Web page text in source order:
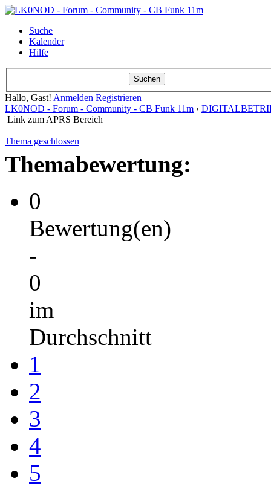
Suche
Kalender
Hilfe
Hallo, Gast! Anmelden Registrieren
LK0NOD - Forum - Community - CB Funk 11m ›
Link zum APRS Bereich
Thema geschlossen
Themabewertung:
0
Bewertung(en)
-
0
im
Durchschnitt
1
2
3
4
5